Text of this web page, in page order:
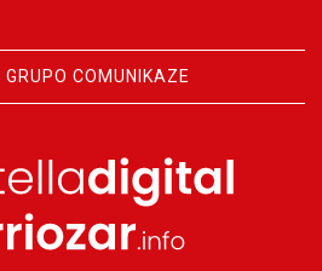
GRUPO COMUNIKAZE